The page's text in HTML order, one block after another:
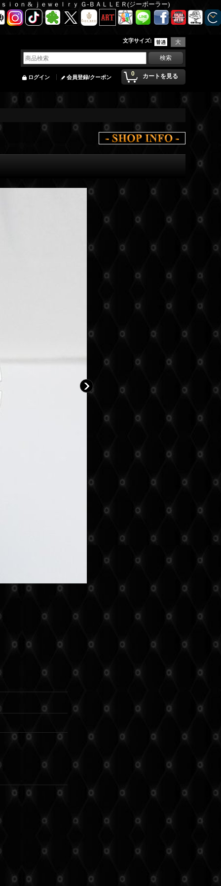
ｉｏｎ & ｊｅｗｅｌｒｙ Ｇ-ＢＡＬＬＥＲ(ジーボーラー)
文字サイズ:
0 カートを見る
ログイン 会員登録/クーポン